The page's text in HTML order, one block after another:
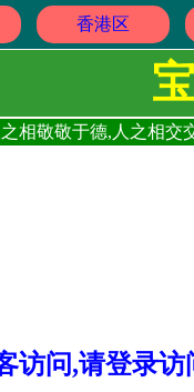
香港区
相敬敬于德,人之相
访问,请登录